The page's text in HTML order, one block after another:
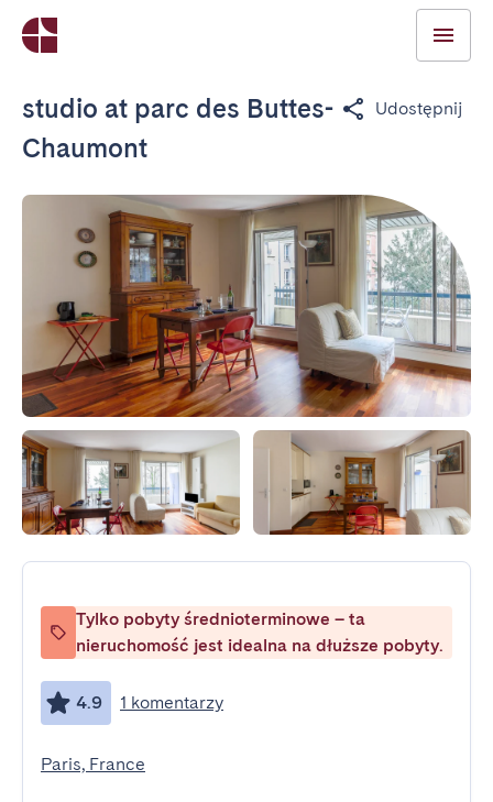
studio at parc des Buttes-
Chaumont
Udostępnij
Tylko pobyty średnioterminowe – ta
nieruchomość jest idealna na dłuższe pobyty.
4.9 1 komentarzy
Paris, France